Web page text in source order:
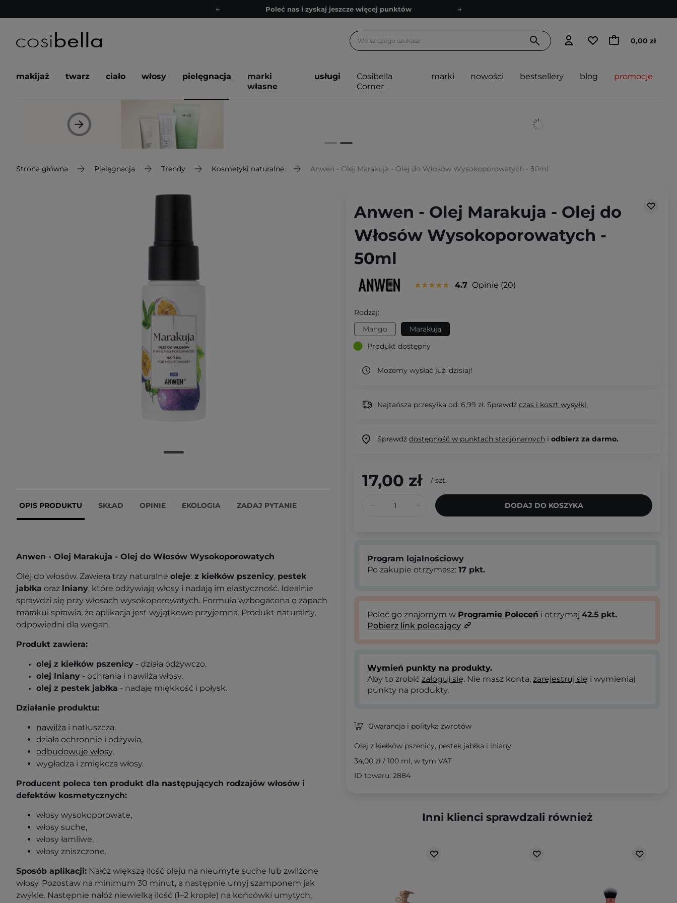
Poleć nas i zyskaj jeszcze więcej punktów
Bezpłatne konsultacje kosmetologiczne
Poleć nas i zyskaj jeszcze więcej punktów
0,00 zł
makijaż twarz ciało włosy pielęgnacja
marki
własne
usługi
Cosibella
Corner
marki nowości bestsellery blog promocje
Strona główna Pielęgnacja Trendy Kosmetyki naturalne Anwen - Olej Marakuja - Olej do Włosów Wysokoporowatych - 50ml
OPIS PRODUKTU SKŁAD OPINIE EKOLOGIA ZADAJ PYTANIE
Anwen - Olej Marakuja - Olej do Włosów Wysokoporowatych
Olej do włosów. Zawiera trzy naturalne oleje: z kiełków pszenicy, pestek
jabłka oraz lniany, które odżywiają włosy i nadają im elastyczność. Idealnie
sprawdzi się przy włosach wysokoporowatych. Formuła wzbogacona o zapach
marakui sprawia, że aplikacja jest wyjątkowo przyjemna. Produkt naturalny,
odpowiedni dla wegan.
Produkt zawiera:
olej z kiełków pszenicy - działa odżywczo,
olej lniany - ochrania i nawilża włosy,
olej z pestek jabłka - nadaje miękkość i połysk.
Działanie produktu:
nawilża i natłuszcza,
działa ochronnie i odżywia,
odbudowuje włosy,
wygładza i zmiękcza włosy.
Producent poleca ten produkt dla następujących rodzajów włosów i
defektów kosmetycznych:
włosy wysokoporowate,
włosy suche,
włosy łamliwe,
włosy zniszczone.
Sposób aplikacji: Nałóż większą ilość oleju na nieumyte suche lub zwilżone
włosy. Pozostaw na minimum 30 minut, a następnie umyj szamponem jak
zwykle. Następnie nałóż niewielką ilość (1–2 krople) na końcówki umytych,
Anwen - Olej Marakuja - Olej do
Włosów Wysokoporowatych -
50ml
4.7 Opinie 20
Rodzaj:
Mango
Marakuja
Produkt dostępny
Możemy wysłać już: dzisiaj!
Najtańsza przesyłka od: 6,99 zł. Sprawdź czas i koszt wysyłki.
Sprawdź dostępność w punktach stacjonarnych i odbierz za darmo.
17,00 zł / szt.
DODAJ DO KOSZYKA
Program lojalnościowy
Po zakupie otrzymasz: 17 pkt.
Poleć go znajomym w Programie Poleceń i otrzymaj 42.5 pkt.
Pobierz link polecający
Wymień punkty na produkty.
Aby to zrobić zaloguj się. Nie masz konta, zarejestruj się i wymieniaj
punkty na produkty.
Gwarancja i polityka zwrotów
Olej z kiełków pszenicy, pestek jabłka i lniany
34,00 zł / 100 ml, w tym VAT
ID towaru: 2884
Inni klienci sprawdzali również